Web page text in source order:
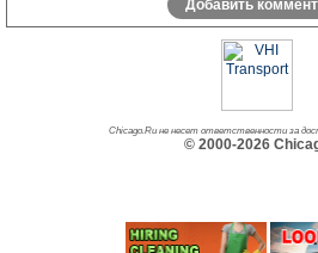
Добавить
Chicago.Ru не несет ответственности за
© 2000-2026